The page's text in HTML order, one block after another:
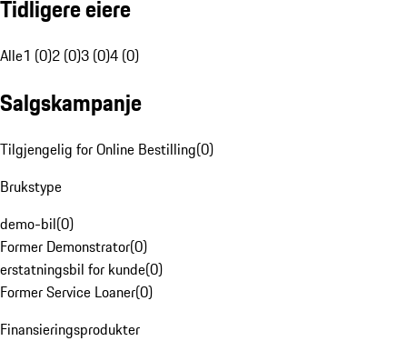
Tidligere eiere
Alle1 (0)2 (0)3 (0)4 (0)
Salgskampanje
Tilgjengelig for Online Bestilling(0)
Brukstype
demo-bil(0)
Former Demonstrator(0)
erstatningsbil for kunde(0)
Former Service Loaner(0)
Finansieringsprodukter